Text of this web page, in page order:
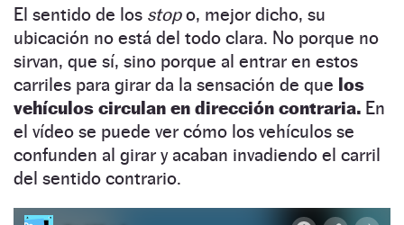
El sentido de los stopo, mejor dicho, su
ubicación no está del todo clara. No porque no
sirvan, que sí, sino porque al entrar en estos
carriles para girar da la sensación de que los
vehículos circulan en dirección contraria. En
el vídeo se puede ver cómo los vehículos se
confunden al girar y acaban invadiendo el carril
del sentido contrario.